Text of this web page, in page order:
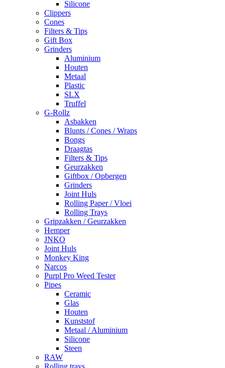
Silicone
Clippers
Cones
Filters & Tips
Gift Box
Grinders
Aluminium
Houten
Metaal
Plastic
SLX
Truffel
G-Rollz
Asbakken
Blunts / Cones / Wraps
Bongs
Draagtas
Filters & Tips
Geurzakken
Giftbox / Opbergen
Grinders
Joint Huls
Rolling Paper / Vloei
Rolling Trays
Gripzakken / Geurzakken
Hemper
JNKO
Joint Huls
Monkey King
Narcos
Purpl Pro Weed Tester
Pipes
Ceramic
Glas
Houten
Kunststof
Metaal / Aluminium
Silicone
Steen
RAW